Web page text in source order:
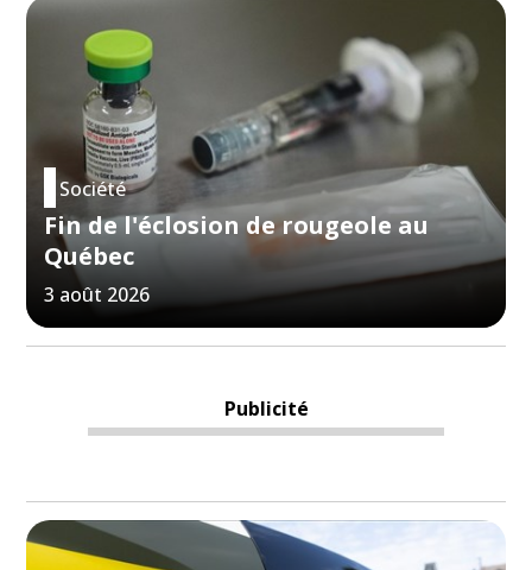
Société
Fin de l'éclosion de rougeole au
Québec
3 août 2026
Publicité